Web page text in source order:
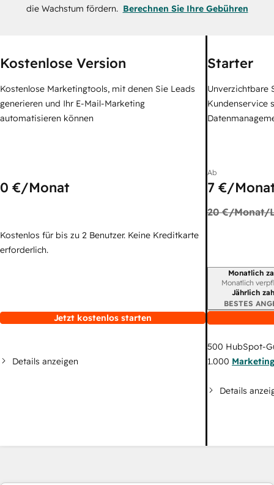
die Wachstum fördern. Berechnen Sie Ihre Gebühren
Kostenlose Version
Kostenlose Marketingtools, mit denen Sie Leads
generieren und Ihr E-Mail-Marketing
automatisieren können
0 €/Monat
Kostenlos für bis zu 2 Benutzer. Keine Kreditkarte
erforderlich.
Jetzt kostenlos starten
Details anzeigen
Starter
Unverzichtbare
Kundenservice
Ab
7 €/
20 €/Monat/
Monatlich
Monatlich
Jährlich
BESTES
500 HubSpot-
1.000
Details